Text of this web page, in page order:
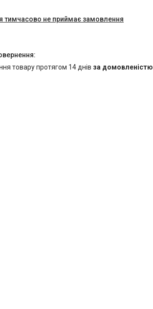
тимчасово не приймає замовлення
товару протягом 14 днів за домовленістю